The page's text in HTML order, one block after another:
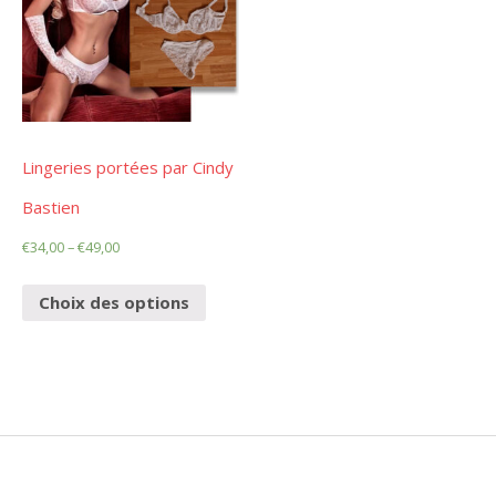
Lingeries portées par Cindy
Bastien
€34,00–€49,00
Choix des options